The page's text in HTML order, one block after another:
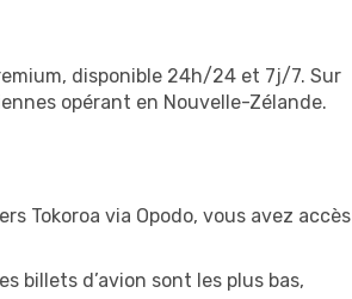
disponible 24h/24 et 7j/7. Sur
opérant en Nouvelle-Zélande.
Tokoroa via Opodo, vous avez accès
billets d’avion sont les plus bas,